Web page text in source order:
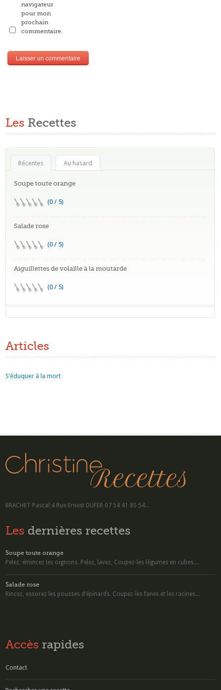
navigateur
pour mon
prochain
commentaire.
Les Recettes
Récentes Au hasard
Soupe toute orange
(0 / 5)
Salade rose
(0 / 5)
Aiguillettes de volaille à la moutarde
(0 / 5)
Articles
S’éduquer à la mort
BRACHET Pascal 4 Rue Ernest DUFER 07 54 41 80 54...
Les dernières recettes
Soupe toute orange
Pelez, émincez les oignons. Pelez, lavez, Coupez-les légumes en cubes....
Salade rose
Rincez, essorez les pousses d’épinards. Coupez-les fanes et les racines...
Accès rapides
Contact